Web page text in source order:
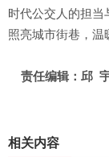
时代公交人的担当
照亮城市街巷，温
责任编辑：邱
相关内容